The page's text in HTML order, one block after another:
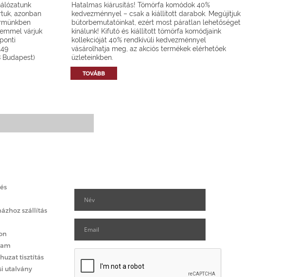
azonban
várjuk
Budapest)
Hatalmas kiárusítás! Tömörfa komódok 40%
kedvezménnyel – csak a kiállított darabok. Megújítjuk
bútorbemutatóinkat, ezért most páratlan lehetőséget
kínálunk! Kifutó és kiállított tömörfa komódjaink
kollekcióját 40% rendkívüli kedvezménnyel
vásárolhatja meg, az akciós termékek elérhetőek
üzleteinkben.
TOVÁBB
szállítás
tisztítás
utalvány